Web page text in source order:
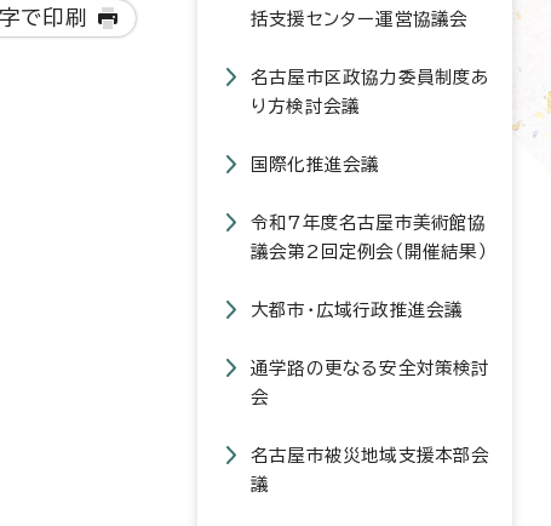
で印刷
括支援センター運営協議会
名古屋市区政協力委員制度あ
り方検討会議
国際化推進会議
令和7年度名古屋市美術館協
議会第2回定例会（開催結果）
大都市・広域行政推進会議
通学路の更なる安全対策検討
会
名古屋市被災地域支援本部会
議